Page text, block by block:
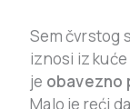
Sem čvrstog
iznosi iz
je obavezno
Malo je reći